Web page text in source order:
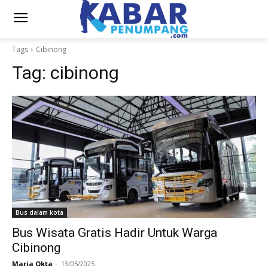
Tags Cibinong
Tag: cibinong
Bus dalam kota
Bus Wisata Gratis Hadir Untuk Warga
Cibinong
Maria Okta - 13/05/2025